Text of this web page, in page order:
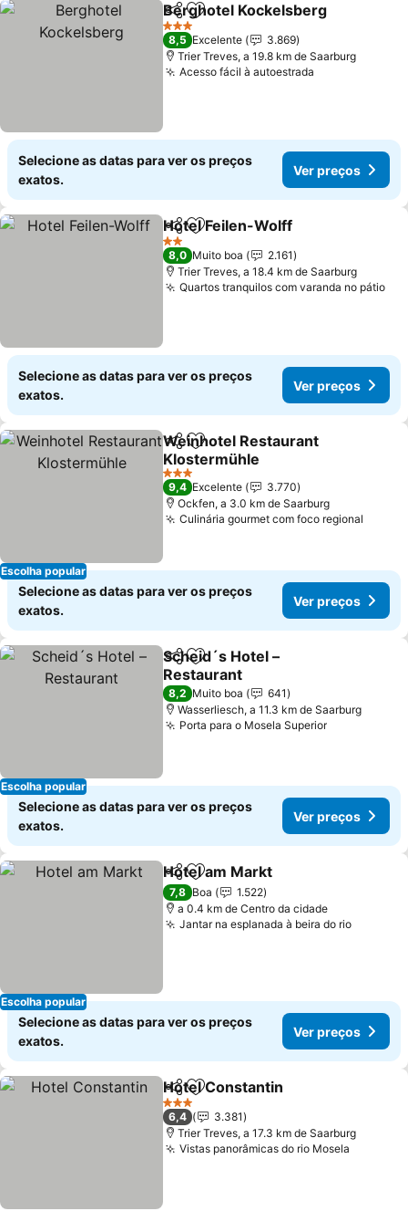
PartilharAdicionar aos favoritos
Berghotel Kockelsberg
3 Estrelas
8,5 Excelente
3.869
Trier Treves, a 19.8 km de Saarburg
Acesso fácil à autoestrada
Selecione as datas para ver os preços
exatos.
Ver preços
PartilharAdicionar aos favoritos
Hotel Feilen-Wolff
2 Estrelas
8,0 Muito boa
2.161
Trier Treves, a 18.4 km de Saarburg
Quartos tranquilos com varanda no pátio
Selecione as datas para ver os preços
exatos.
Ver preços
Escolha popular
PartilharAdicionar aos favoritos
Weinhotel Restaurant
Klostermühle
3 Estrelas
9,4 Excelente
3.770
Ockfen, a 3.0 km de Saarburg
Culinária gourmet com foco regional
Selecione as datas para ver os preços
exatos.
Ver preços
Escolha popular
PartilharAdicionar aos favoritos
Scheid´s Hotel –
Restaurant
8,2 Muito boa
641
Wasserliesch, a 11.3 km de Saarburg
Porta para o Mosela Superior
Selecione as datas para ver os preços
exatos.
Ver preços
Escolha popular
PartilharAdicionar aos favoritos
Hotel am Markt
7,8 Boa
1.522
a 0.4 km de Centro da cidade
Jantar na esplanada à beira do rio
Selecione as datas para ver os preços
exatos.
Ver preços
PartilharAdicionar aos favoritos
Hotel Constantin
3 Estrelas
6,4
3.381
Trier Treves, a 17.3 km de Saarburg
Vistas panorâmicas do rio Mosela